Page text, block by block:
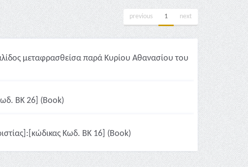
previous 1 next
μεταφρασθείσα παρά Κυρίου Αθανασίου του
ΒΚ 26] (Book)
Κωδ. ΒΚ 16] (Book)